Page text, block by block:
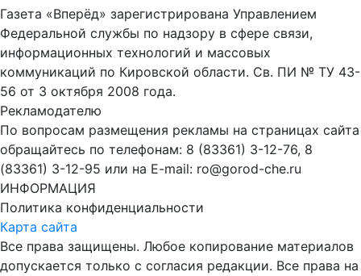
Газета «Вперёд» зарегистрирована Управлением
Федеральной службы по надзору в сфере связи,
информационных технологий и массовых
коммуникаций по Кировской области. Св. ПИ № ТУ 43-
56 от 3 октября 2008 года.
Рекламодателю
По вопросам размещения рекламы на страницах сайта
обращайтесь по телефонам: 8 (83361) 3-12-76, 8
(83361) 3-12-95 или на E-mail: ro@gorod-che.ru
ИНФОРМАЦИЯ
Политика конфиденциальности
Карта сайта
Все права защищены. Любое копирование материалов
допускается только с согласия редакции. Все права на